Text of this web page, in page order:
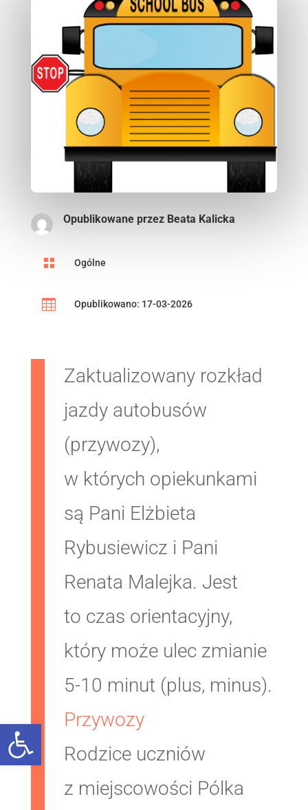
Open toolbar
Opublikowane przez Beata Kalicka
 Ogólne
 Opublikowano: 17-03-2026
Zaktualizowany rozkład
jazdy autobusów
(przywozy),
w których opiekunkami
są Pani Elżbieta
Rybusiewicz i Pani
Renata Malejka. Jest
to czas orientacyjny,
który może ulec zmianie
5-10 minut (plus, minus).
Przywozy
Rodzice uczniów
z miejscowości Pólka